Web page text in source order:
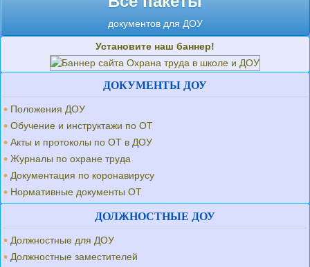
документов для ДОУ
Установите наш баннер!
ДОКУМЕНТЫ ДОУ
Положения ДОУ
Обучение и инструктажи по ОТ
Акты и протоколы по ОТ в ДОУ
Журналы по охране труда
Документация по коронавирусу
Нормативные документы ОТ
ДОЛЖНОСТНЫЕ ДОУ
Должностные для ДОУ
Должностные заместителей